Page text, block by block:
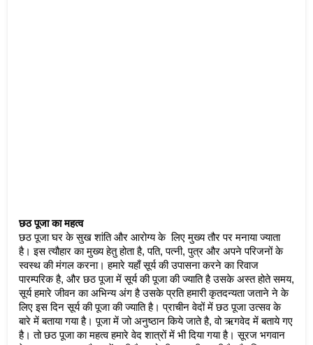
छठ पूजा का महत्व
छठ पूजा घर के सुख शांति और आरोग्य के  लिए मुख्य तौर पर मनाया ज्याता
है। इस त्यौहार का मुख्य हेतु होता है, पति, पत्नी, पुत्र और अपने परिजनों के
स्वस्थ की मंगल करना। हमारे यहाँ सूर्य की उपासना करने का रिवाज
पारम्परिक है, और छठ पूजा में सूर्य की पूजा की ज्याति है उसके अस्त होते समय,
सूर्य हमारे जीवन का अभिन्य अंग है उसके प्रति हमारी कृतदन्यता जताने ने के
लिए इस दिन सूर्य की पूजा की ज्याति है। प्राचीन वेदों में छठ पूजा उत्सव के
बारे में बताया गया है। पूजा में जो अनुष्ठान किये जाते है, वो ऋगवेद में बताये गए
है। तो छठ पूजा का महत्व हमारे वेद शात्रों में भी दिया गया है। सूरज भगवान